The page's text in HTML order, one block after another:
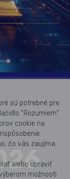
sú potrebné pre
"Rozumiem"
cookie na
čo vás zaujíma.
alebo upraviť
možnosti